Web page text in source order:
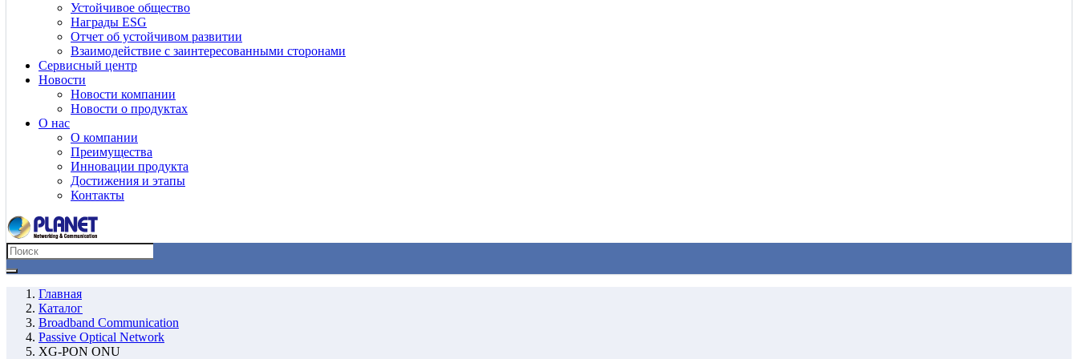
Устойчивое общество
Награды ESG
Отчет об устойчивом развитии
Взаимодействие с заинтересованными сторонами
Сервисный центр
Новости
Новости компании
Новости о продуктах
О нас
О компании
Преимущества
Инновации продукта
Достижения и этапы
Контакты
Главная
Каталог
Broadband Communication
Passive Optical Network
XG-PON ONU